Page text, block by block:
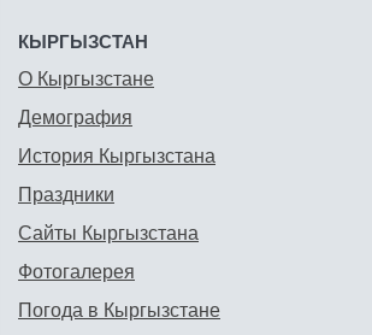
КЫРГЫЗСТАН
О Кыргызстане
Демография
История Кыргызстана
Праздники
Сайты Кыргызстана
Фотогалерея
Погода в Кыргызстане